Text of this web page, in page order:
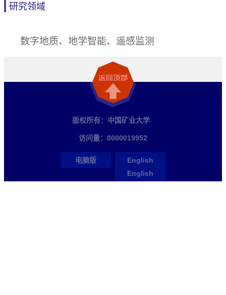
研究领域
数字地质、地学智能、遥感监测
版权所有：中国矿业大学
访问量： 0000019952
电脑版
English
English